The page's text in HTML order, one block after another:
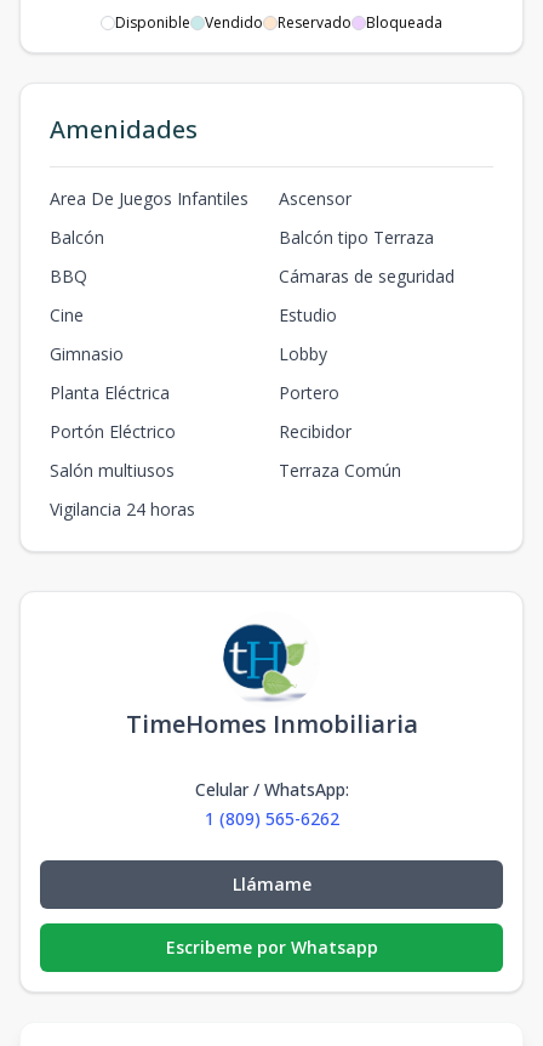
Disponible Vendido Reservado Bloqueada
Amenidades
Area De Juegos Infantiles
Ascensor
Balcón
Balcón tipo Terraza
BBQ
Cámaras de seguridad
Cine
Estudio
Gimnasio
Lobby
Planta Eléctrica
Portero
Portón Eléctrico
Recibidor
Salón multiusos
Terraza Común
Vigilancia 24 horas
TimeHomes Inmobiliaria
Celular / WhatsApp:
1 (809) 565-6262
Llámame
Escribeme por Whatsapp